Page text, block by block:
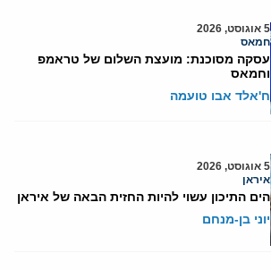
5 אוגוסט, 2026
חמאס
עסקה מסוכנת: מועצת השלום של טראמפ
וחמאס
ח'אלד אבו טועמה
5 אוגוסט, 2026
איראן
הים התיכון עשוי להיות החזית הבאה של איראן
יוני בן-מנחם